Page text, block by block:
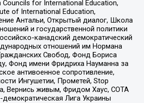
Councils for International Education,
of International Education,
Антальи, Открытый диалог, Школа
и государственной политики
канадский демократический
отношений им Нормана
Свобод, Фонд Бориса
Фонд имени Фридриха Науманна за
антивоенное сопротивление,
Ингушетии, Прометей, Stop
Вернись живым, Фридом Хаус, СОТА
Лига Украины